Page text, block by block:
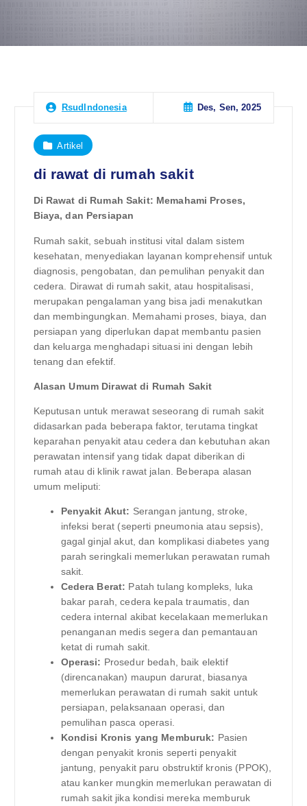
RsudIndonesia Des, Sen, 2025
Artikel
di rawat di rumah sakit
Di Rawat di Rumah Sakit: Memahami Proses,
Biaya, dan Persiapan
Rumah sakit, sebuah institusi vital dalam sistem
kesehatan, menyediakan layanan komprehensif untuk
diagnosis, pengobatan, dan pemulihan penyakit dan
cedera. Dirawat di rumah sakit, atau hospitalisasi,
merupakan pengalaman yang bisa jadi menakutkan
dan membingungkan. Memahami proses, biaya, dan
persiapan yang diperlukan dapat membantu pasien
dan keluarga menghadapi situasi ini dengan lebih
tenang dan efektif.
Alasan Umum Dirawat di Rumah Sakit
Keputusan untuk merawat seseorang di rumah sakit
didasarkan pada beberapa faktor, terutama tingkat
keparahan penyakit atau cedera dan kebutuhan akan
perawatan intensif yang tidak dapat diberikan di
rumah atau di klinik rawat jalan. Beberapa alasan
umum meliputi:
Penyakit Akut: Serangan jantung, stroke,
infeksi berat (seperti pneumonia atau sepsis),
gagal ginjal akut, dan komplikasi diabetes yang
parah seringkali memerlukan perawatan rumah
sakit.
Cedera Berat: Patah tulang kompleks, luka
bakar parah, cedera kepala traumatis, dan
cedera internal akibat kecelakaan memerlukan
penanganan medis segera dan pemantauan
ketat di rumah sakit.
Operasi: Prosedur bedah, baik elektif
(direncanakan) maupun darurat, biasanya
memerlukan perawatan di rumah sakit untuk
persiapan, pelaksanaan operasi, dan
pemulihan pasca operasi.
Kondisi Kronis yang Memburuk: Pasien
dengan penyakit kronis seperti penyakit
jantung, penyakit paru obstruktif kronis (PPOK),
atau kanker mungkin memerlukan perawatan di
rumah sakit jika kondisi mereka memburuk